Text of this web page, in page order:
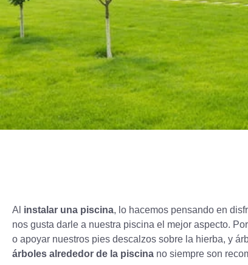
Al instalar una piscina, lo hacemos pensando en
nos gusta darle a nuestra piscina el mejor aspecto.
o apoyar nuestros pies descalzos sobre la hierba, y
árboles alrededor de la piscina no siempre son